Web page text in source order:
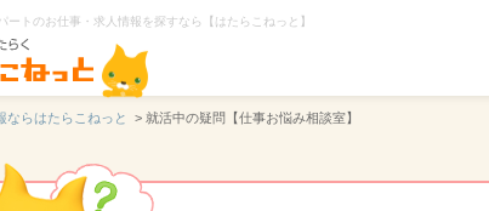
ートのお仕事・求人情報を探すなら【はたらこねっと】
ならはたらこねっと > 就活中の疑問【仕事お悩み相談室】